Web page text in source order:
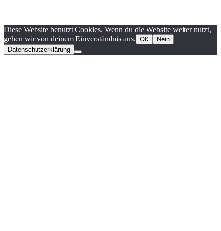
Diese Website benutzt Cookies. Wenn du die Website weiter nutzt,
gehen wir von deinem Einverständnis aus. OK
Nein
Datenschutzerklärung